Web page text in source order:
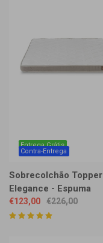
Entrega Grátis
Contra-Entrega
Sobrecolchão Topper
Elegance - Espuma
€123,00 €226,00